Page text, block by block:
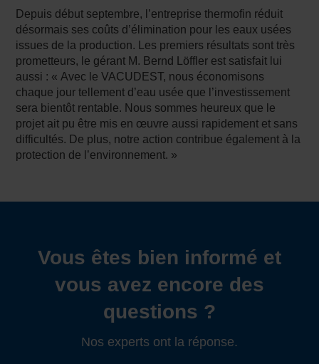
Depuis début septembre, l’entreprise thermofin réduit
désormais ses coûts d’élimination pour les eaux usées
issues de la production. Les premiers résultats sont très
prometteurs, le gérant M. Bernd Löffler est satisfait lui
aussi : « Avec le VACUDEST, nous économisons
chaque jour tellement d’eau usée que l’investissement
sera bientôt rentable. Nous sommes heureux que le
projet ait pu être mis en œuvre aussi rapidement et sans
difficultés. De plus, notre action contribue également à la
protection de l’environnement. »
Vous êtes bien informé et
vous avez encore des
questions ?
Nos experts ont la réponse.